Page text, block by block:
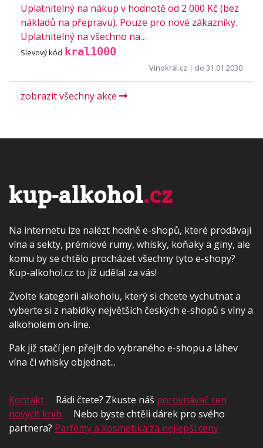
Uplatnitelný na nákup v hodnotě od 2 000 Kč (bez
nákladů na přepravu). Pouze pro nové zákazníky.
Uplatnitelný na všechno na…
Slevový kód kral1000
Vínokrál.cz | do 31.01.2030
zobrazit všechny akce
kup-alkohol.cz
Na internetu lze nalézt hodně e-shopů, které prodávají
vína a sekty, prémiové rumy, whisky, koňaky a giny, ale
komu by se chtělo procházet všechny tyto e-shopy?
Kup-alkohol.cz to již udělal za vás!
Zvolte kategorii alkoholu, který si chcete vychutnat a
vyberte si z nabídky největších českých e-shopů s víny a
alkoholem on-line.
Pak již stačí jen přejít do vybraného e-shopu a láhev
vína či whisky objednat...
Kontakt Rádi čtete? Zkuste náš porovnávač cen
nových knih
Nebo byste chtěli dárek pro svého
partnera? Parfémy a kosmetika za nejlepší ceny